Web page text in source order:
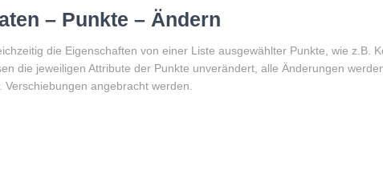
– Punkte – Ändern
die Eigenschaften von einer Liste ausgewählter Punkte, wie z.B.
die jeweiligen Attribute der Punkte unverändert, alle Änderungen
Verschiebungen angebracht werden.